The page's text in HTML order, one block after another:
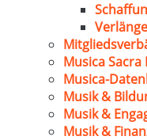
Musica
Musica-
Musik &
Musik &
Musik &